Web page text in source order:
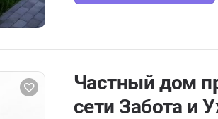
Частный дом
сети Забота и